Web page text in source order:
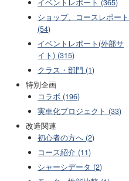
イベントレポート (365)
ショップ、コースレポート
(54)
イベントレポート(外部サ
イト) (315)
クラス・部門 (1)
特別企画
コラボ (196)
実車化プロジェクト (33)
改造関連
初心者の方へ (2)
コース紹介 (11)
シャーシデータ (2)